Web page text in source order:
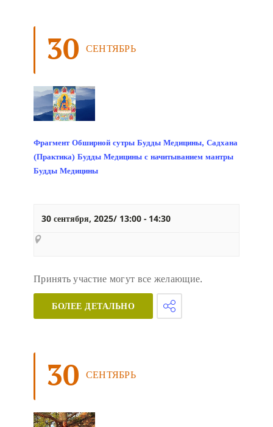
30 СЕНТЯБРЬ
Фрагмент Обширной сутры Будды Медицины, Садхана
(Практика) Будды Медицины с начитыванием мантры
Будды Медицины
30 сентября, 2025/ 13:00 - 14:30
Принять участие могут все желающие.
БОЛЕЕ ДЕТАЛЬНО
30 СЕНТЯБРЬ